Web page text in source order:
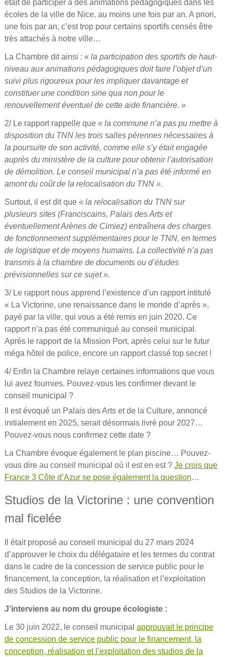
était de participer à des animations pédagogiques dans les
écoles de la ville de Nice, au moins une fois par an. A priori,
une fois par an, c’est trop pour certains sportifs censés être
très attachés à notre ville…
La Chambre dit ainsi : « la participation des sportifs de haut-
niveau aux animations pédagogiques doit faire l’objet d’un
suivi plus rigoureux pour les impliquer davantage et
constituer une condition sine qua non pour le
renouvellement éventuel de cette aide financière. »
2/ Le rapport rappelle que « la commune n’a pas pu mettre à
disposition du TNN les trois salles pérennes nécessaires à
la poursuite de son activité, comme elle s’y était engagée
auprès du ministère de la culture pour obtenir l’autorisation
de démolition. Le conseil municipal n’a pas été informé en
amont du coût de la relocalisation du TNN ».
Surtout, il est dit que « la relocalisation du TNN sur
plusieurs sites (Franciscains, Palais des Arts et
éventuellement Arènes de Cimiez) entraînera des charges
de fonctionnement supplémentaires pour le TNN, en termes
de logistique et de moyens humains. La collectivité n’a pas
transmis à la chambre de documents ou d’études
prévisionnelles sur ce sujet ».
3/ Le rapport nous apprend l’existence d’un rapport intitulé
« La Victorine, une renaissance dans le monde d’après »,
payé par la ville, qui vous a été remis en juin 2020. Ce
rapport n’a pas été communiqué au conseil municipal.
Après le rapport de la Mission Port, après celui sur le futur
méga hôtel de police, encore un rapport classé top secret !
4/ Enfin la Chambre relaye certaines informations que vous
lui avez fournies. Pouvez-vous les confirmer devant le
conseil municipal ?
Il est évoqué un Palais des Arts et de la Culture, annoncé
initialement en 2025, serait désormais livré pour 2027…
Pouvez-vous nous confirmez cette date ?
La Chambre évoque également le plan piscine… Pouvez-
vous dire au conseil municipal où il est en est ? Je crois que
France 3 Côte d’Azur se pose également la question…
Studios de la Victorine : une convention
mal ficelée
Il était proposé au conseil municipal du 27 mars 2024
d’approuver le choix du délégataire et les termes du contrat
dans le cadre de la concession de service public pour le
financement, la conception, la réalisation et l’exploitation
des Studios de la Victorine.
J’interviens au nom du groupe écologiste :
Le 30 juin 2022, le conseil municipal approuvait le principe
de concession de service public pour le financement, la
conception, réalisation et l’exploitation des studios de la